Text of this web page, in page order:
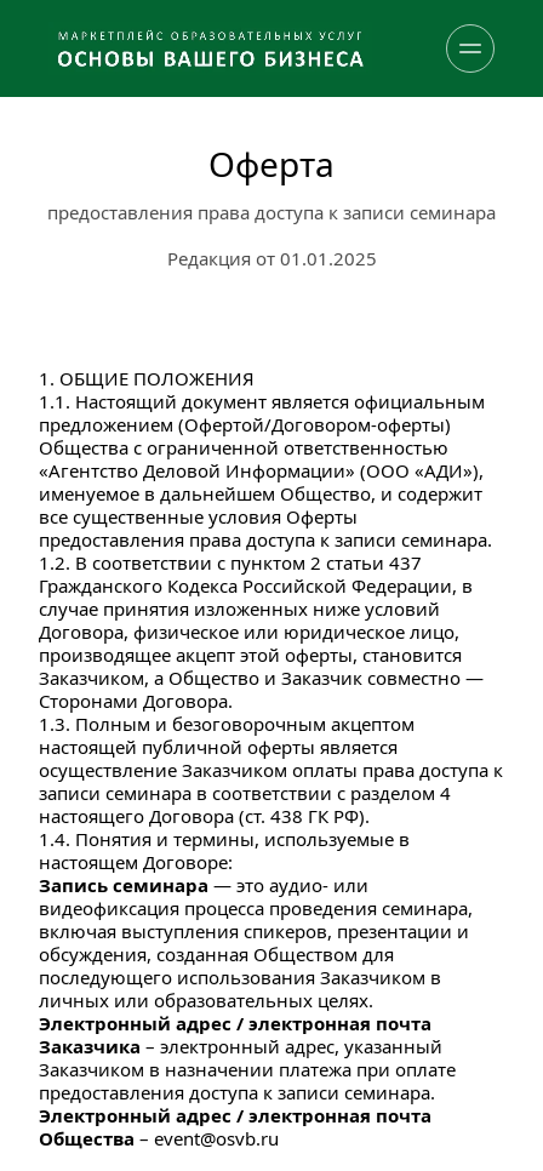
Оферта
предоставления права доступа к записи семинара
Редакция от 01.01.2025
1. ОБЩИЕ ПОЛОЖЕНИЯ
1.1. Настоящий документ является официальным
предложением (Офертой/Договором-оферты)
Общества с ограниченной ответственностью
«Агентство Деловой Информации» (ООО «АДИ»),
именуемое в дальнейшем Общество, и содержит
все существенные условия Оферты
предоставления права доступа к записи семинара.
1.2. В соответствии с пунктом 2 статьи 437
Гражданского Кодекса Российской Федерации, в
случае принятия изложенных ниже условий
Договора, физическое или юридическое лицо,
производящее акцепт этой оферты, становится
Заказчиком, а Общество и Заказчик совместно —
Сторонами Договора.
1.3. Полным и безоговорочным акцептом
настоящей публичной оферты является
осуществление Заказчиком оплаты права доступа к
записи семинара в соответствии с разделом 4
настоящего Договора (ст. 438 ГК РФ).
1.4. Понятия и термины, используемые в
настоящем Договоре:
Запись семинара — это аудио- или
видеофиксация процесса проведения семинара,
включая выступления спикеров, презентации и
обсуждения, созданная Обществом для
последующего использования Заказчиком в
личных или образовательных целях.
Электронный адрес / электронная почта
Заказчика – электронный адрес, указанный
Заказчиком в назначении платежа при оплате
предоставления доступа к записи семинара.
Электронный адрес / электронная почта
Общества – event@osvb.ru